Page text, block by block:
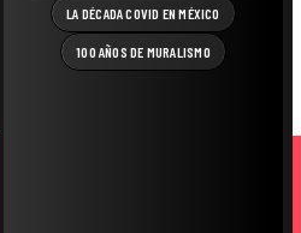
LA DÉCADA COVID EN MÉXICO
100 AÑOS DE MURALISMO